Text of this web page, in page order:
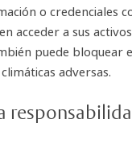
o credenciales
acceder a sus
puede bloquear
adversas.